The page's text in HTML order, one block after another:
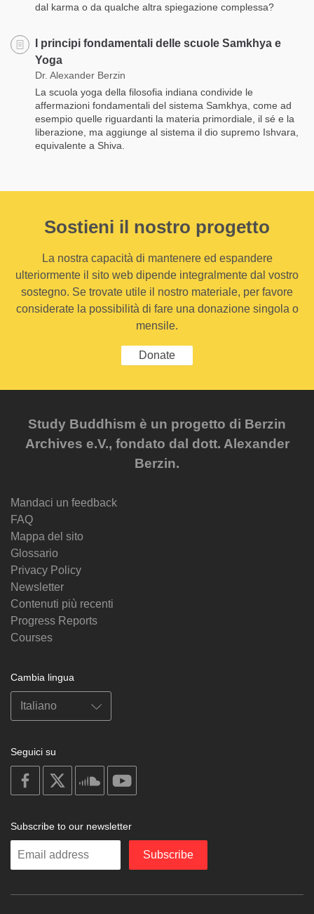
dal karma o da qualche altra spiegazione complessa?
I principi fondamentali delle scuole Samkhya e
Yoga
Dr. Alexander Berzin
La scuola yoga della filosofia indiana condivide le
affermazioni fondamentali del sistema Samkhya, come ad
esempio quelle riguardanti la materia primordiale, il sé e la
liberazione, ma aggiunge al sistema il dio supremo Ishvara,
equivalente a Shiva.
Sostieni il nostro progetto
La nostra capacità di mantenere ed espandere
ulteriormente il sito web dipende integralmente dal vostro
sostegno. Se trovate utile il nostro materiale, per favore
considerate la possibilità di fare una donazione singola o
mensile.
Donate
Study Buddhism è un progetto di Berzin
Archives e.V., fondato dal dott. Alexander
Berzin.
Mandaci un feedback
FAQ
Mappa del sito
Glossario
Privacy Policy
Newsletter
Contenuti più recenti
Progress Reports
Courses
Cambia lingua
Seguici su
on
facebook
soundcloud
Subscribe to our newsletter
Enter
Subscribe